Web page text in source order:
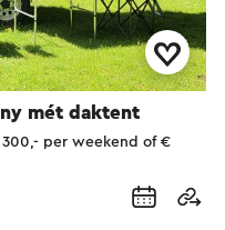
mét daktent
300,- per weekend of €